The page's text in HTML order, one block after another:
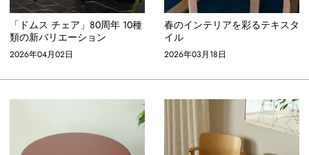
「ドムス チェア」80周年 10種
類の新バリエーション
2026年04月02日
春のインテリアを彩るテキスタ
イル
2026年03月18日